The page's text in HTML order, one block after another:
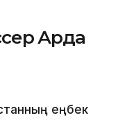
Ардақ
еңбек